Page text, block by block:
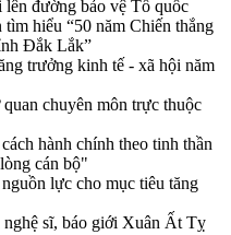
đường bảo vệ Tổ quốc
hiểu “50 năm Chiến thắng
Đắk Lắk”
trưởng kinh tế - xã hội năm
chuyên môn trực thuộc
hành chính theo tinh thần
cán bộ"
lực cho mục tiêu tăng
sĩ, báo giới Xuân Ất Tỵ